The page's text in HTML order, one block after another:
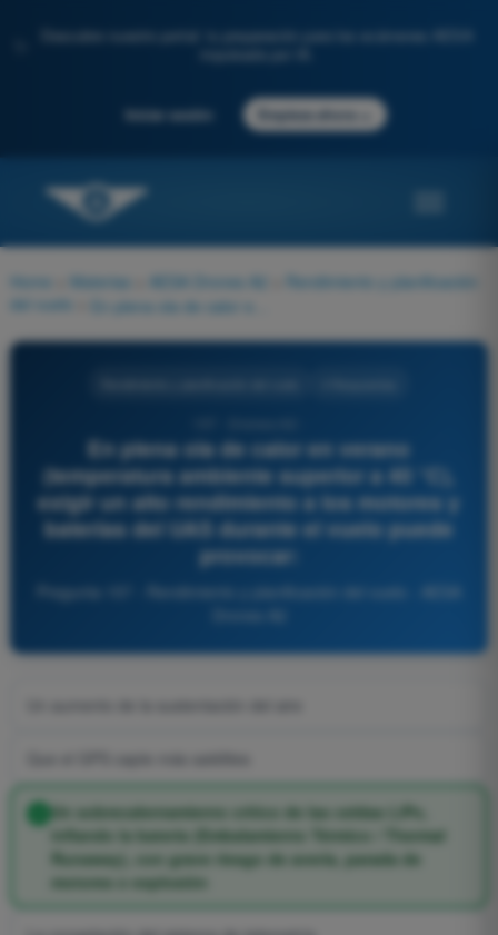
Descubre nuestro portal: tu preparación para los exámenes AESA
Iniciar sesión Empieza ahora
Home Materias AESA Drones A2
Rendimiento y planificación
del vuelo
En plena ola de calor en verano
(temperatura ambiente superior a 40 °C),
exigir un alto rendimiento a los motores y
baterías del UAS durante el vuelo puede
provocar:
Pregunta 157 - Rendimiento y planificación del vuelo - AESA
Un sobrecalentamiento crítico de las celdas LiPo,
inflando la batería (Embalamiento Térmico / Thermal
Runaway), con grave riesgo de avería, parada de
motores o explosión